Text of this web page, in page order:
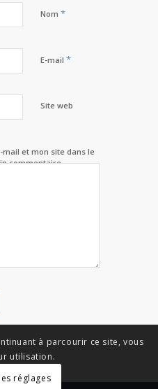
Nom *
E-mail *
Site web
et mon site dans le
commentaire.
à parcourir ce site, vous
utilisation.
réglages